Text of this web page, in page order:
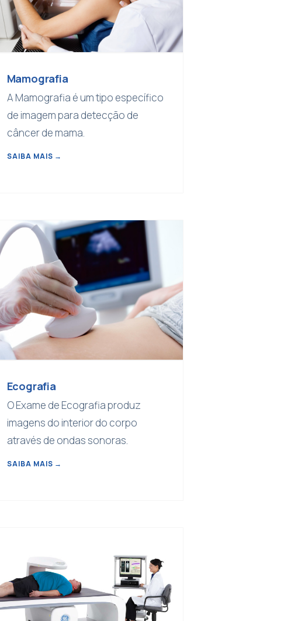
Mamografia
A Mamografia é um tipo específico
de imagem para detecção de
câncer de mama.
SAIBA MAIS →
Ecografia
O Exame de Ecografia produz
imagens do interior do corpo
através de ondas sonoras.
SAIBA MAIS →